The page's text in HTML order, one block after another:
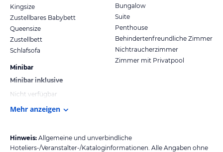
Kingsize
Zustellbares Babybett
Queensize
Zustellbett
Schlafsofa
Minibar
Minibar inklusive
Nicht verfügbar
Bungalow
Suite
Penthouse
Behindertenfreundliche Zimmer
Nichtraucherzimmer
Zimmer mit Privatpool
Mehr anzeigen
Hinweis: Allgemeine und unverbindliche
Hoteliers-/Veranstalter-/Kataloginformationen. Alle Angaben ohne